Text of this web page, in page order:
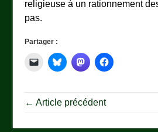
religieuse à un rationnement
pas.
Partager :
← Article précédent